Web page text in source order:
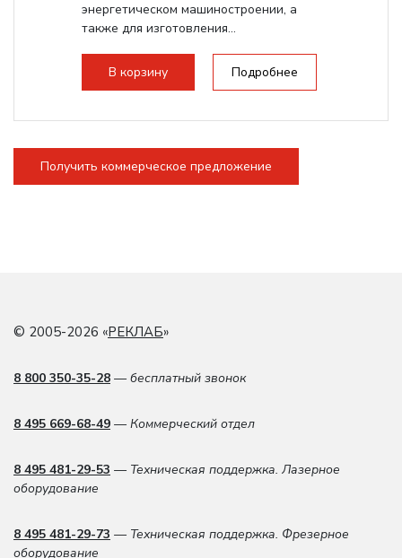
энергетическом машиностроении, а
также для изготовления...
В корзину Подробнее
Получить коммерческое предложение
© 2005-2026 «РЕКЛАБ»
8 800 350-35-28 — бесплатный звонок
8 495 669-68-49 — Коммерческий отдел
8 495 481-29-53 — Техническая поддержка. Лазерное
оборудование
8 495 481-29-73 — Техническая поддержка. Фрезерное
оборудование